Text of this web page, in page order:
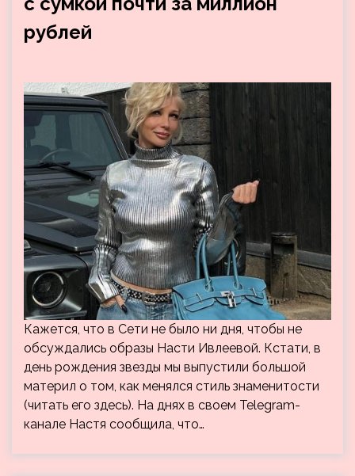
рублей
Кажется, что в Сети не было ни дня, чтобы не
обсуждались образы Насти Ивлеевой. Кстати, в
день рождения звезды мы выпустили большой
материл о том, как менялся стиль знаменитости
(читать его здесь). На днях в своем Telegram-
канале Настя сообщила, что…